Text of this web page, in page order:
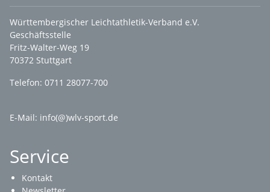
Württembergischer Leichtathletik-Verband e.V.
Geschäftsstelle
Fritz-Walter-Weg 19
70372 Stuttgart
Telefon: 0711 28077-700
E-Mail: info(@)wlv-sport.de
Service
Kontakt